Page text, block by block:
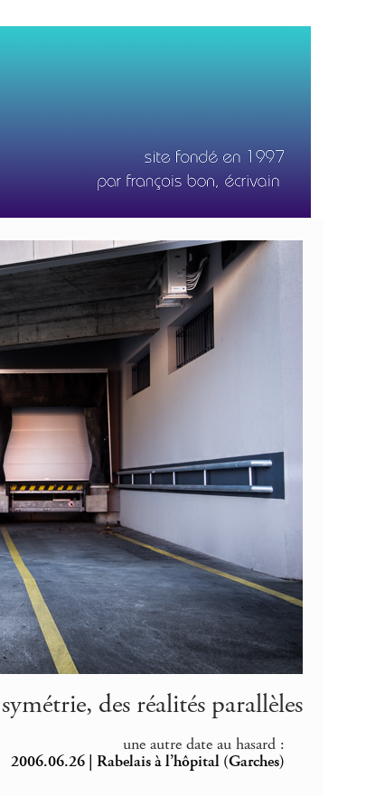
des réalités parallèles
une autre date au hasard :
2006.06.26 | Rabelais à l’hôpital (Garches)